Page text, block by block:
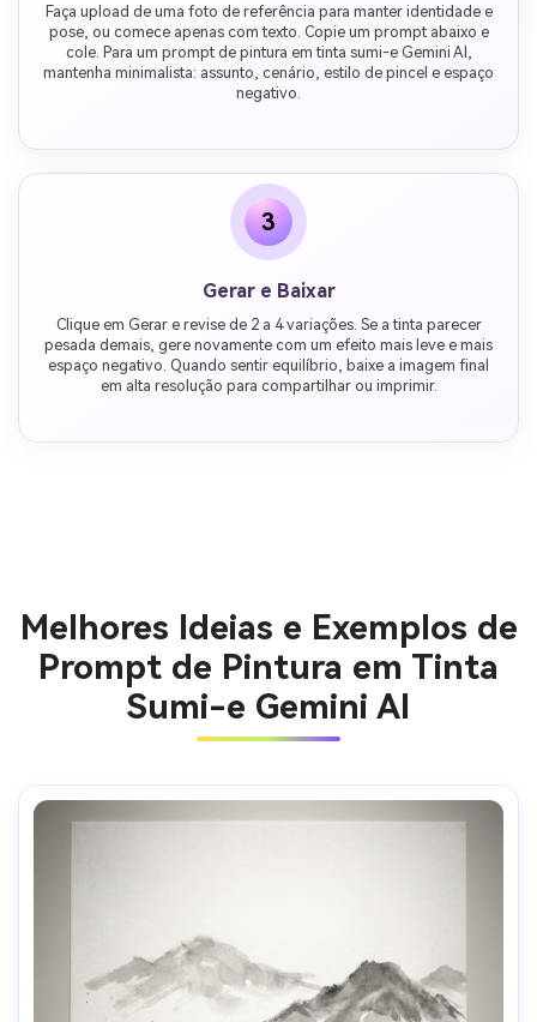
Faça upload de uma foto de referência para manter identidade e
pose, ou comece apenas com texto. Copie um prompt abaixo e
cole. Para um prompt de pintura em tinta sumi-e Gemini AI,
mantenha minimalista: assunto, cenário, estilo de pincel e espaço
negativo.
3
Gerar e Baixar
Clique em Gerar e revise de 2 a 4 variações. Se a tinta parecer
pesada demais, gere novamente com um efeito mais leve e mais
espaço negativo. Quando sentir equilíbrio, baixe a imagem final
em alta resolução para compartilhar ou imprimir.
Melhores Ideias e Exemplos de
Prompt de Pintura em Tinta
Sumi-e Gemini AI